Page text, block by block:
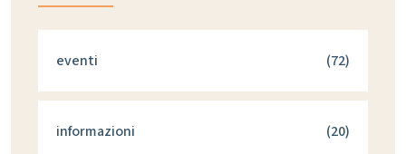
eventi (72)
informazioni (20)